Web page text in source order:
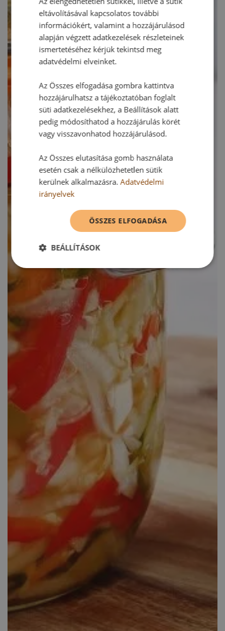
eltávolításával kapcsolatos további
információkért, valamint a hozzájárulásod
alapján végzett adatkezelések részleteinek
ismertetéséhez kérjük tekintsd meg
adatvédelmi elveinket.
Az Összes elfogadása gombra kattintva
hozzájárulhatsz a tájékoztatóban foglalt
süti adatkezelésekhez, a Beállítások alatt
pedig módosíthatod a hozzájárulás körét
vagy visszavonhatod hozzájárulásod.
Az Összes elutasítása gomb használata
esetén csak a nélkülözhetetlen sütik
kerülnek alkalmazásra.Adatvédelmi
irányelvek
ÖSSZES ELFOGADÁSA
BEÁLLÍTÁSOK